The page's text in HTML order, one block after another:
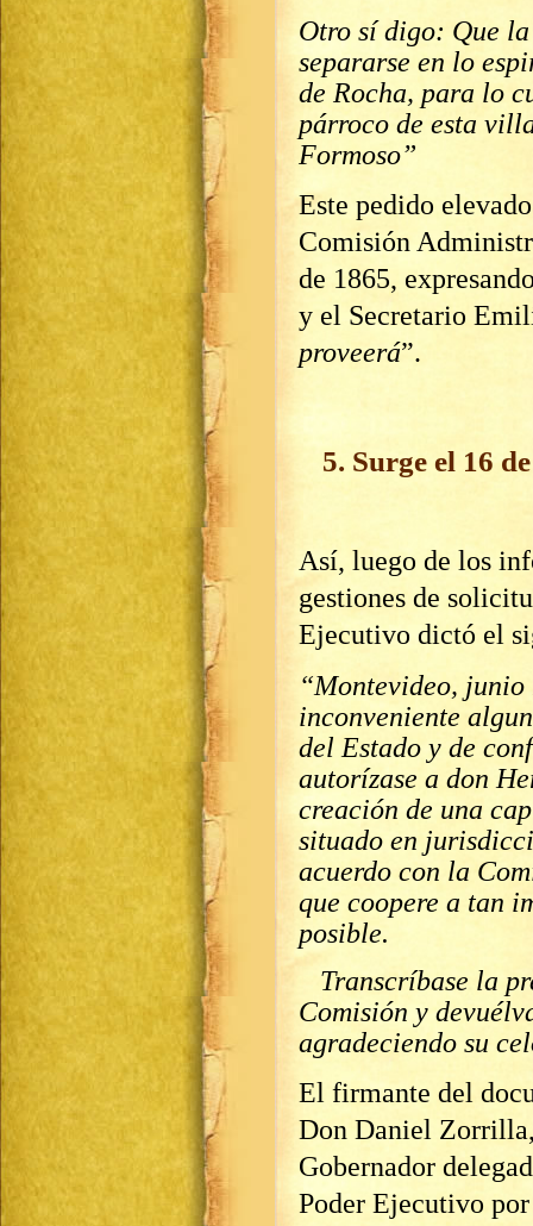
Otro sí digo: Que
separarse en lo
de Rocha, para lo
párroco de esta
Formoso”
Este pedido
Comisión
de 1865,
y el Secretario
proveerá”.
5. Surge el 16
Así, luego de los
gestiones de
Ejecutivo dictó el
“Montevideo, junio
inconveniente
del Estado y de
autorízase a don
creación de una
situado en
acuerdo con la
que coopere a tan
posible.
Transcríbase la
Comisión y
agradeciendo su
El firmante del
Don Daniel
Gobernador
Poder Ejecutivo